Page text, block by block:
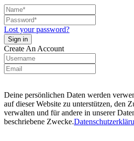
Lost your password?
Create An Account
Deine persönlichen Daten werden
auf dieser Website zu unterstützen, den
verwalten und für andere in unserer
beschriebene Zwecke.